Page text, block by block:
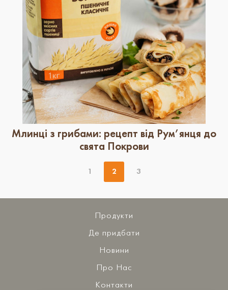
Млинці з грибами: рецепт від Рум’янця до
свята Покрови
1 2 3
Продукти
Де придбати
Новини
Про Нас
Контакти